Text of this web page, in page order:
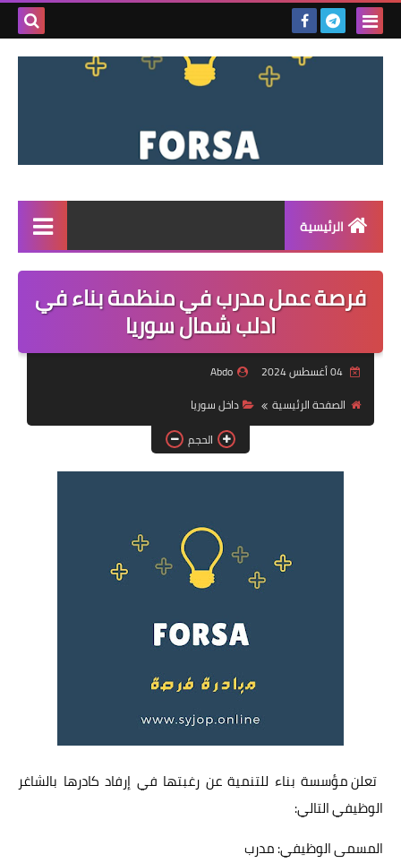
بحث
الرئيسية
القائمة
مناقصات
فرص عمل داخل سوريا
فرص عمل في العراق
فرص عمل في اليمن
دورات تدريبية
فرصة عمل مدرب في منظمة بناء في
ادلب شمال سوريا
04 أغسطس 2024
Abdo
الصفحة الرئيسية
داخل سوريا
الحجم
تعلن مؤسسة بناء للتنمية عن رغبتها في إرفاد كادرها بالشاغر
الوظيفي التالي:
المسمى الوظيفي: مدرب